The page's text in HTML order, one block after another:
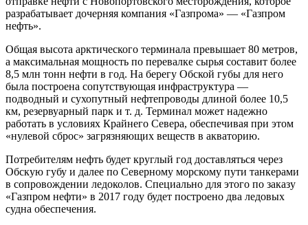
разрабатывает дочерняя компания «Газпрома» — «Газпром
нефть».
Общая высота арктического терминала превышает 80 метров,
а максимальная мощность по перевалке сырья составит более
8,5 млн тонн нефти в год. На берегу Обской губы для него
была построена сопутствующая инфраструктура —
подводный и сухопутный нефтепроводы длиной более 10,5
км, резервуарный парк и т. д. Терминал может надежно
работать в условиях Крайнего Севера, обеспечивая при этом
«нулевой сброс» загрязняющих веществ в акваторию.
Потребителям нефть будет круглый год доставляться через
Обскую губу и далее по Северному морскому пути танкерами
в сопровождении ледоколов. Специально для этого по заказу
«Газпром нефти» в 2017 году будет построено два ледовых
судна обеспечения.